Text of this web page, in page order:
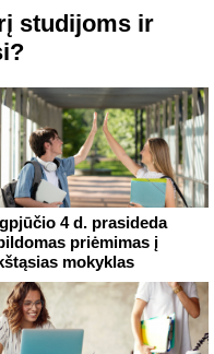
studijoms ir
4 d. prasideda
priėmimas į
mokyklas